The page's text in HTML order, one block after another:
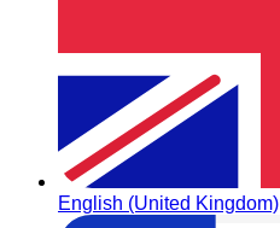
English (United Kingdom)